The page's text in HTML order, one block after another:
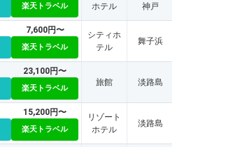
楽天トラベル
ホテル
神戸
7,600円〜
楽天トラベル
シティホ
テル
舞子浜
23,100円〜
楽天トラベル
旅館 淡路島
15,200円〜
楽天トラベル
リゾート
ホテル
淡路島